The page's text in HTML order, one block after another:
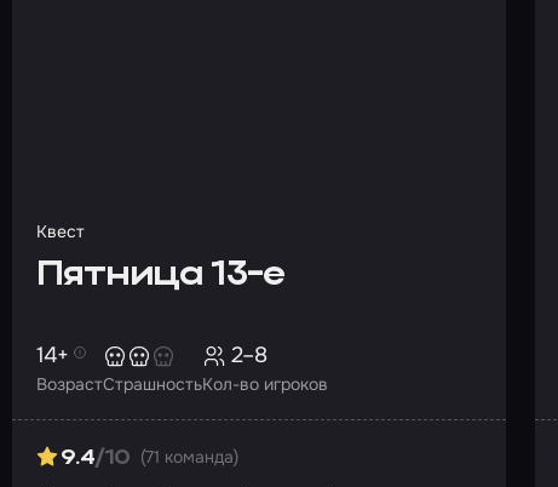
Квест
Пятница 13-е
Возраст
14+
СтрашностьКол-во игроков
2–8
9.4/10 (71 команда)